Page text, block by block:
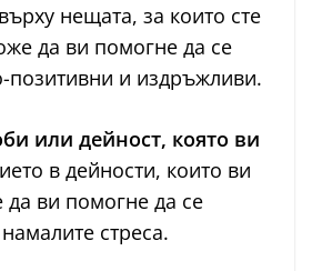
нещата, за които сте
да ви помогне да се
позитивни и издръжливи.
или дейност, която ви
в дейности, които ви
да ви помогне да се
стреса.